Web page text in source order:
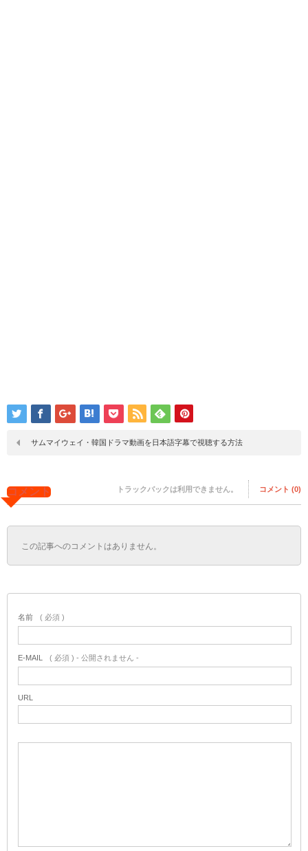
サムマイウェイ・韓国ドラマ動画を日本語字幕で視聴する方法
コメント トラックバックは利用できません。 コメント (0)
この記事へのコメントはありません。
名前 ( 必須 )
E-MAIL ( 必須 ) - 公開されません -
URL